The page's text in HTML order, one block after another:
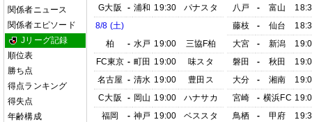
関係者ニュース
関係者エピソード
Jリーグ記録
順位表
勝ち点
得点ランキング
得失点
年齢構成
G大阪
- 浦和 19:30
パナスタ
8/8 (土)
柏
- 水戸 19:00
三協F柏
FC東京 - 町田 19:00
味スタ
名古屋 - 清水 19:00
豊田ス
C大阪
- 岡山 19:00
ハナサカ
福岡
- 神戸 19:00
ベススタ
八戸
- 富山
藤枝
- 仙台
大宮
- 新潟
磐田
- 秋田
大分
- 湘南
宮崎
- 横浜FC
鳥栖
- 甲府